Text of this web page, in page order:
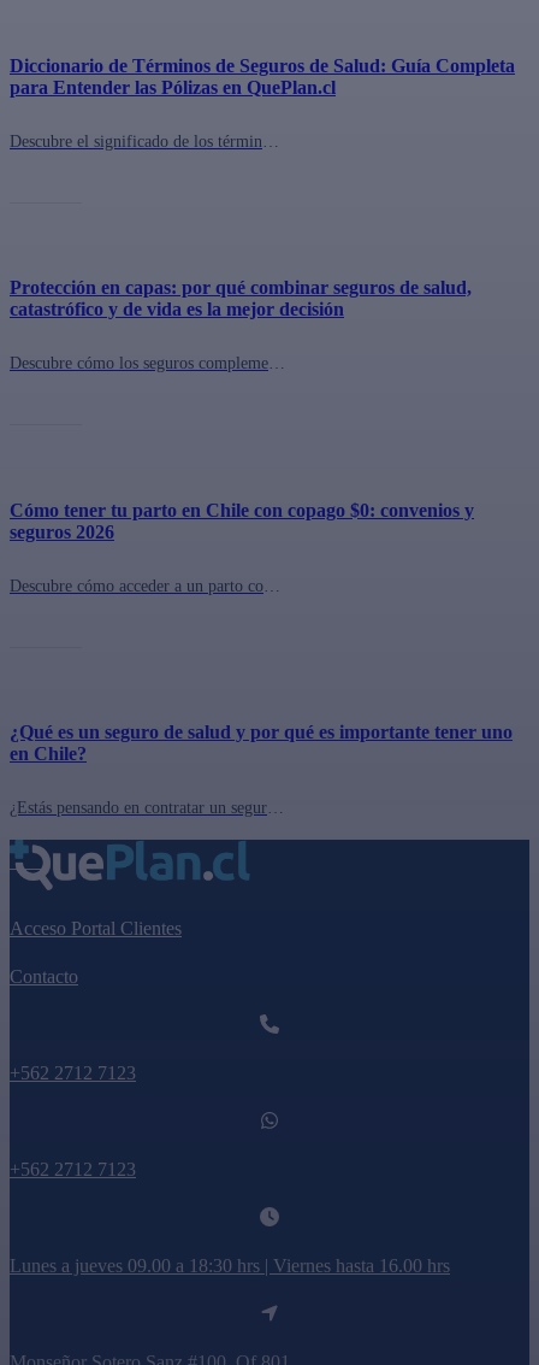
Diccionario de Términos de Seguros de Salud: Guía Completa
para Entender las Pólizas en QuePlan.cl
Protección en capas: por qué combinar seguros de salud,
catastrófico y de vida es la mejor decisión
Cómo tener tu parto en Chile con copago $0: convenios y
seguros 2026
¿Qué es un seguro de salud y por qué es importante tener uno
en Chile?
Acceso Portal Clientes
Contacto
+562 2712 7123
+562 2712 7123
Lunes a jueves 09.00 a 18:30 hrs | Viernes hasta 16.00 hrs